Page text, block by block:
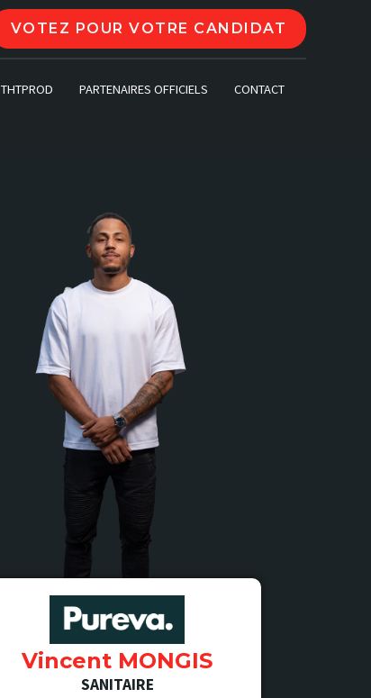
VOTEZ POUR VOTRE CANDIDAT
THTPROD PARTENAIRES OFFICIELS CONTACT
Vincent MONGIS
SANITAIRE